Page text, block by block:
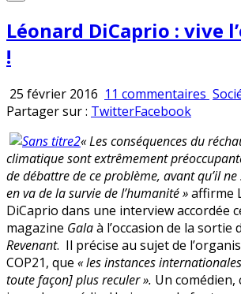
Léonard DiCaprio : vive
!
25 février 2016 11 commentaires sur
:
vive
!
Partager sur : TwitterFacebook
« Les conséquences du
climatique sont extrêmement
de débattre de ce problème, avant qu’il
en va de la survie de l’humanité »affirme
DiCaprio dans une interview accordée
magazine Galaà l’occasion de la sortie
Revenant. Il précise au sujet de
COP21, que « les instances
toute façon] plus reculer ». Un comédien,